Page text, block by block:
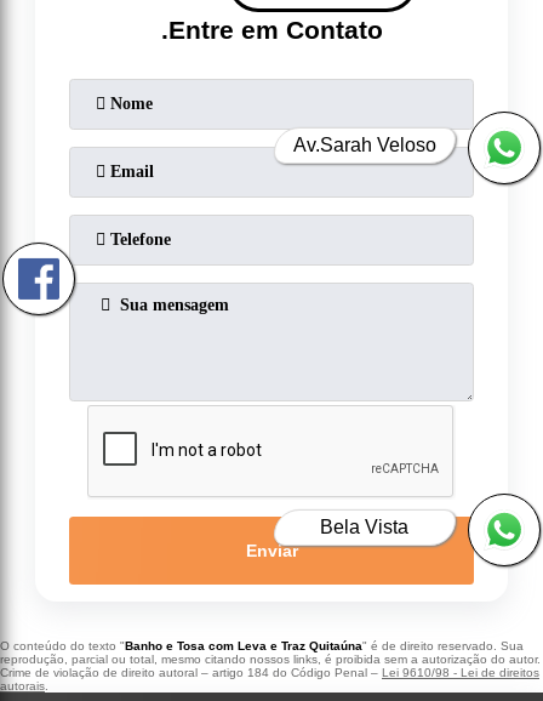
.Entre em Contato
Enviar
O conteúdo do texto "Banho e Tosa com Leva e Traz Quitaúna" é de direito reservado. Sua
reprodução, parcial ou total, mesmo citando nossos links, é proibida sem a autorização do autor.
Crime de violação de direito autoral – artigo 184 do Código Penal – Lei 9610/98 - Lei de direitos
autorais
Av.Sarah Veloso
Bela Vista